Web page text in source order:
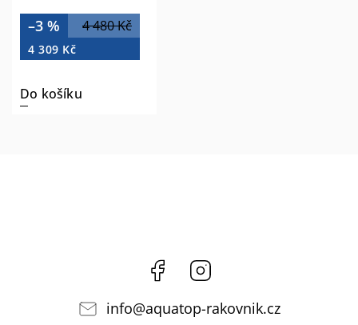
4 480 Kč
–3 %
4 309 Kč
Do košíku
Facebook
info@aquatop-rakovnik.cz